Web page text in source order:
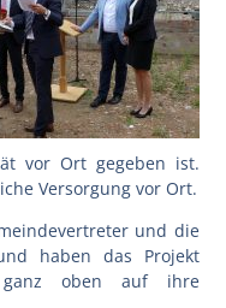
vor Ort gegeben ist.
Versorgung vor Ort.
und die
haben das Projekt
ganz oben auf ihre